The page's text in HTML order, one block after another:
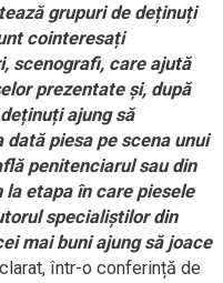
grupuri de deținuți
cointeresați
scenografi, care ajută
prezentate și, după
ajung să
piesa pe scena unui
penitenciarul sau din
etapa în care piesele
specialiștilor din
mai buni ajung să joace
într-o conferință de